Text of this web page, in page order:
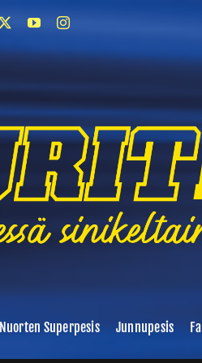
Nuorten Superpesis Junnupesis